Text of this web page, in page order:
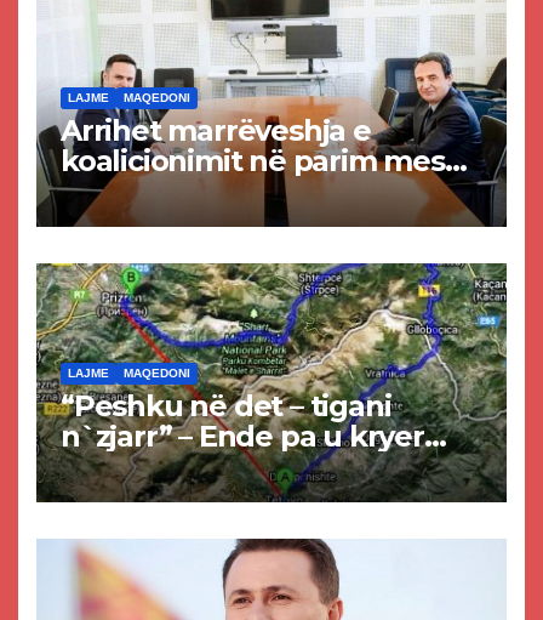
LAJME MAQEDONI
Arrihet marrëveshja e
koalicionimit në parim mes
Kurtit dhe Abdixhikut
LAJME MAQEDONI
“Peshku në det – tigani
n`zjarr” – Ende pa u kryer
projekti i tunelit, komuna e
Tetovës nis punimet për